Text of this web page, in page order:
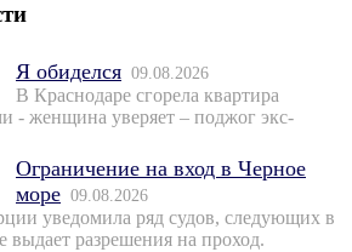
Я обиделся 09.08.2026
В Краснодаре сгорела квартира
- женщина уверяет – поджог экс-
Ограничение на вход в Черное
море 09.08.2026
уведомила ряд судов, следующих в
выдает разрешения на проход.